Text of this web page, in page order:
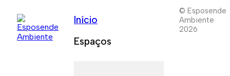
Início
Espaços
© Esposende
Ambiente
2026